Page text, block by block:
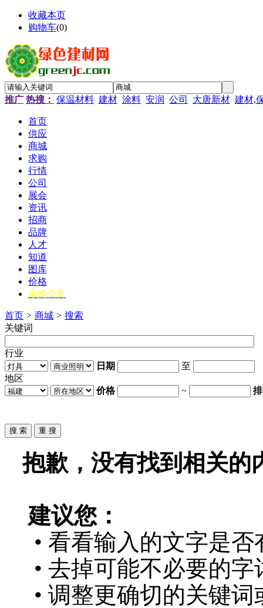
收藏本页
购物车(0)
推广 热搜： 保温材料 建材 涂料 安润 公司 大唐新材 建材,
首页
供应
商城
求购
行情
公司
展会
资讯
招商
品牌
人才
知道
图库
价格
采购公告
首页 > 商城 > 搜索
关键词
行业
日期
至
地区
价格
~
抱歉，没有找到相关的
建议您：
• 看看输入的文字是否
• 去掉可能不必要的字
• 调整更确切的关键